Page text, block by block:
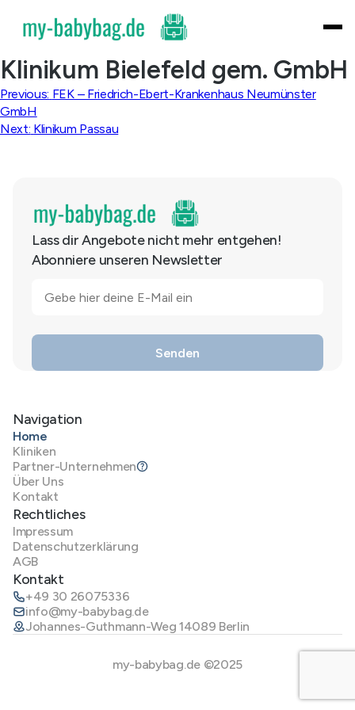
content
Klinikum Bielefeld gem. GmbH
Beitragsnavigation
Previous: FEK – Friedrich-Ebert-Krankenhaus Neumünster
GmbH
Next: Klinikum Passau
Lass dir Angebote nicht mehr entgehen!
Abonniere unseren Newsletter
Navigation
Home
Kliniken
Partner-Unternehmen
Über Uns
Kontakt
Rechtliches
Impressum
Datenschutzerklärung
AGB
Kontakt
+49 30 26075336
info@my-babybag.de
Johannes-Guthmann-Weg 14089 Berlin
my-babybag.de ©2025